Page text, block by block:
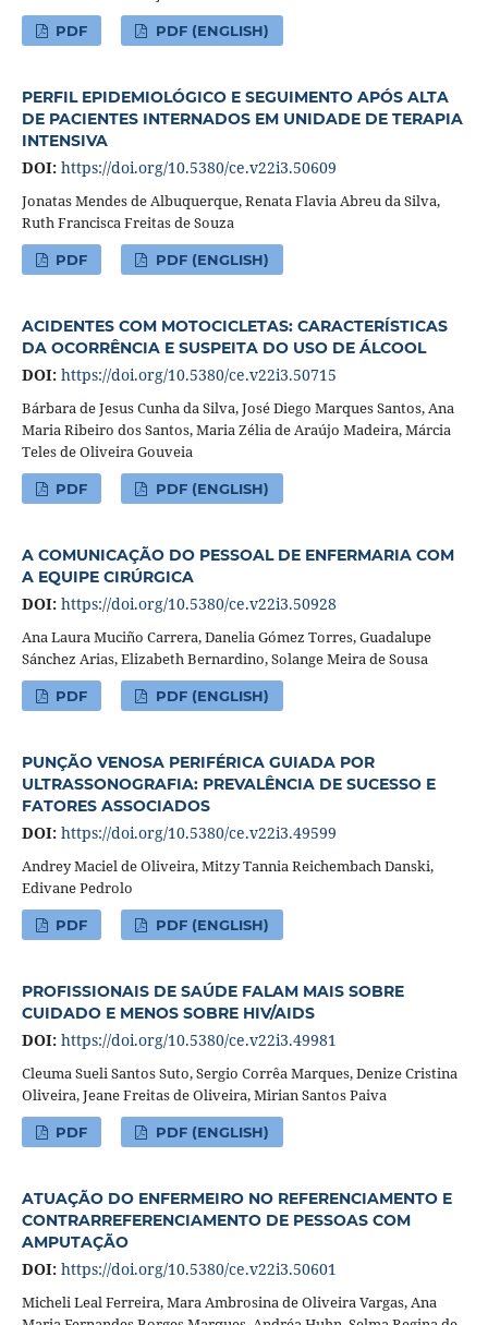
PDF PDF (ENGLISH)
PERFIL EPIDEMIOLÓGICO E SEGUIMENTO APÓS ALTA
DE PACIENTES INTERNADOS EM UNIDADE DE TERAPIA
INTENSIVA
DOI: https://doi.org/10.5380/ce.v22i3.50609
Jonatas Mendes de Albuquerque, Renata Flavia Abreu da Silva,
Ruth Francisca Freitas de Souza
PDF PDF (ENGLISH)
ACIDENTES COM MOTOCICLETAS: CARACTERÍSTICAS
DA OCORRÊNCIA E SUSPEITA DO USO DE ÁLCOOL
DOI: https://doi.org/10.5380/ce.v22i3.50715
Bárbara de Jesus Cunha da Silva, José Diego Marques Santos, Ana
Maria Ribeiro dos Santos, Maria Zélia de Araújo Madeira, Márcia
Teles de Oliveira Gouveia
PDF PDF (ENGLISH)
A COMUNICAÇÃO DO PESSOAL DE ENFERMARIA COM
A EQUIPE CIRÚRGICA
DOI: https://doi.org/10.5380/ce.v22i3.50928
Ana Laura Muciño Carrera, Danelia Gómez Torres, Guadalupe
Sánchez Arias, Elizabeth Bernardino, Solange Meira de Sousa
PDF PDF (ENGLISH)
PUNÇÃO VENOSA PERIFÉRICA GUIADA POR
ULTRASSONOGRAFIA: PREVALÊNCIA DE SUCESSO E
FATORES ASSOCIADOS
DOI: https://doi.org/10.5380/ce.v22i3.49599
Andrey Maciel de Oliveira, Mitzy Tannia Reichembach Danski,
Edivane Pedrolo
PDF PDF (ENGLISH)
PROFISSIONAIS DE SAÚDE FALAM MAIS SOBRE
CUIDADO E MENOS SOBRE HIV/AIDS
DOI: https://doi.org/10.5380/ce.v22i3.49981
Cleuma Sueli Santos Suto, Sergio Corrêa Marques, Denize Cristina
Oliveira, Jeane Freitas de Oliveira, Mirian Santos Paiva
PDF PDF (ENGLISH)
ATUAÇÃO DO ENFERMEIRO NO REFERENCIAMENTO E
CONTRARREFERENCIAMENTO DE PESSOAS COM
AMPUTAÇÃO
DOI: https://doi.org/10.5380/ce.v22i3.50601
Micheli Leal Ferreira, Mara Ambrosina de Oliveira Vargas, Ana